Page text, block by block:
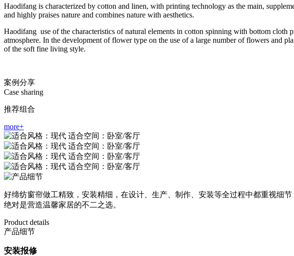
Haodifang is characterized by cotton and linen, with printing technology as the main,
and highly praises nature and combines nature with aesthetics.
Haodifang use of the characteristics of natural elements in cotton spinning with bottom cloth
atmosphere. In the development of flower type on the use of a large number of flowers and
of the soft fine living style.
案例分享
Case sharing
推荐组合
more+
好缔纺窗帘做工精致，安装精细，在设计、生产、制作、安装等全过程中都重视细
绝对是营造温馨家居的不二之选。
Product details
产品细节
安装报修